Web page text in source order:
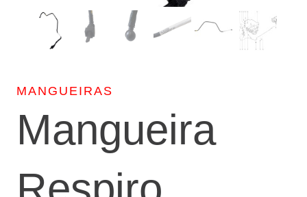
MANGUEIRAS
Mangueira